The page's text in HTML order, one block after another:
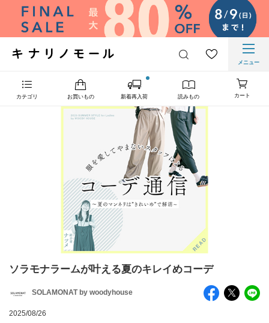
メニュー
カテゴリ お買いもの 新着再入荷 読みもの カート
ソラモナラームが叶える夏のキレイめコーデ
SOLAMONAT by woodyhouse
2025/08/26